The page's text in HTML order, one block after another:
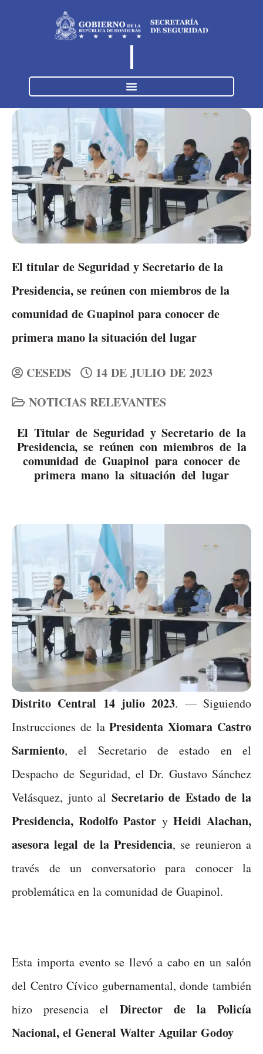
El titular de Seguridad y Secretario de la
Presidencia, se reúnen con miembros de la
comunidad de Guapinol para conocer de
primera mano la situación del lugar
CESEDS
14 DE JULIO DE 2023
NOTICIAS RELEVANTES
El Titular de Seguridad y Secretario de la
Presidencia, se reúnen con miembros de la
comunidad de Guapinol para conocer de
primera mano la situación del lugar
Distrito Central 14 julio 2023. — Siguiendo
Instrucciones de laPresidenta Xiomara Castro
Sarmiento, el Secretario de estado en el
Despacho de Seguridad, el Dr. Gustavo Sánchez
Velásquez, junto al Secretario de Estado de la
Presidencia, Rodolfo Pastor y Heidi Alachan,
asesora legal de la Presidencia, se reunieron a
través de un conversatorio para conocer la
problemática en la comunidad de Guapinol.
Esta importa evento se llevó a cabo en un salón
del Centro Cívico gubernamental, donde también
hizo presencia el Director de la Policía
Nacional, el General Walter Aguilar Godoy